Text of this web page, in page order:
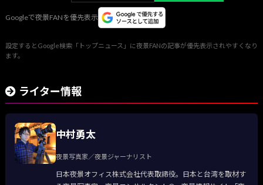
Googleで夜景FANを優先表示
設定するとGoogle検索「トップニュース」に夜景FANの記事が優先表示されやすくなり
ます。
ライター情報
中村勇太
夜景写真家／夜景ジャーナリスト
日本夜景オフィス株式会社代表取締役。日本と台湾を取材す